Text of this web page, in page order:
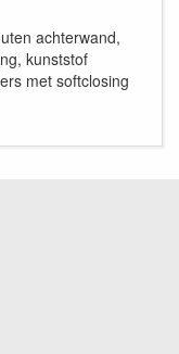
achterwand,
kunststof
met softclosing